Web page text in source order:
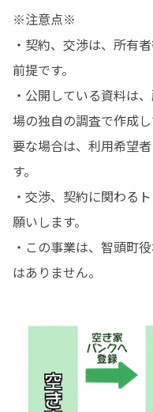
※注意点※
・契約、交渉は、所有
前提です。
・公開している資料は
場の独自の調査で作成
要な場合は、利用希望
す。
・交渉、契約に関わる
願いします。
・この事業は、智頭町
はありません。